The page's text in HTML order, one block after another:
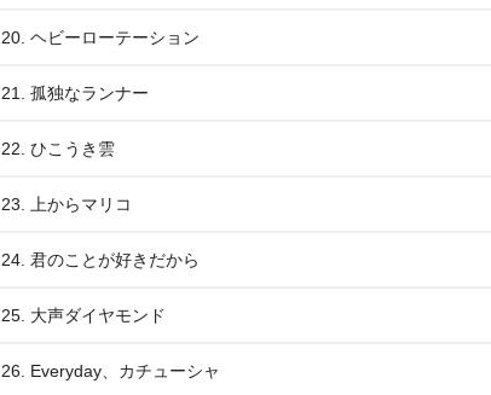
20. ヘビーローテーション
21. 孤独なランナー
22. ひこうき雲
23. 上からマリコ
24. 君のことが好きだから
25. 大声ダイヤモンド
26. Everyday、カチューシャ